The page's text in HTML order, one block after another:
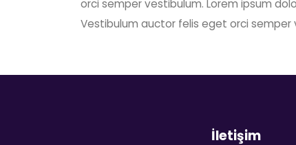
orci semper vestibulum. Lorem ipsum
Vestibulum auctor felis eget orci semper
İletişim